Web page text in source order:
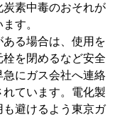
素中毒のおそれが
す。
ある場合は、使用を
を閉めるなど安全
にガス会社へ連絡
ています。電化製
避けるよう東京ガ